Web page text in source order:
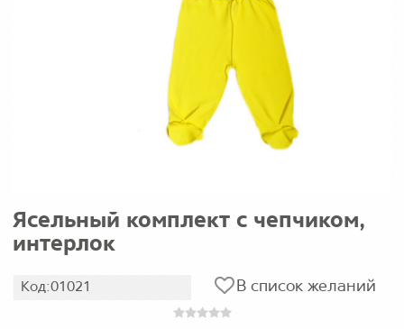
Ясельный комплект с чепчиком,
интерлок
Код:01021 В список желаний